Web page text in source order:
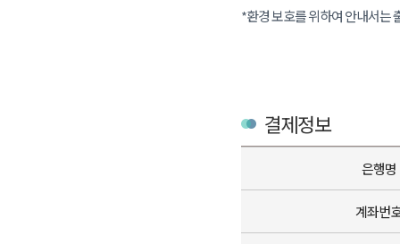
*환경 보호를 위하여 안내서는
결제정보
은행명
계좌번